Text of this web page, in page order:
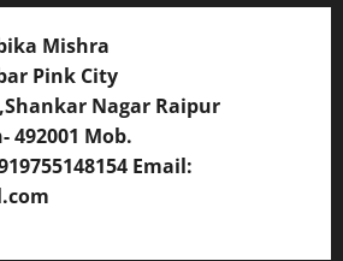
Mishra
Pink City
Nagar Raipur
492001 Mob.
Email: